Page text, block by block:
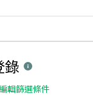
錄
輯篩選條件